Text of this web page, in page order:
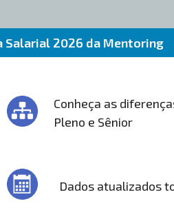
Salarial 2026 da Mentoring
Conheça as
Pleno e Sênior
Dados atualizados